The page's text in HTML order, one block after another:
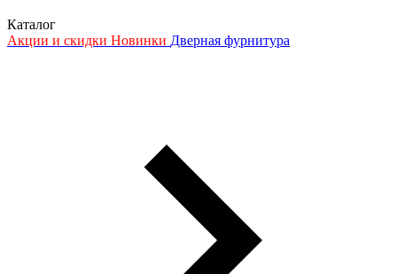
Каталог
Акции и скидки Новинки Дверная фурнитура